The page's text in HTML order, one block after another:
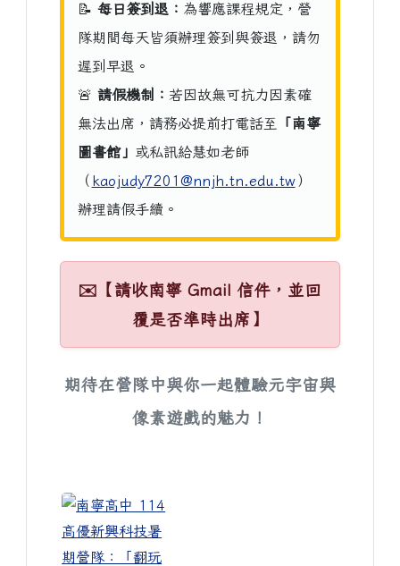
📝 每日簽到退： 為響應課程規定，營
隊期間每天皆須辦理簽到與簽退，請勿
遲到早退。
🚨 請假機制： 若因故無可抗力因素確
無法出席，請務必提前打電話至 「南寧
圖書館」 或私訊給慧如老師
（ kaojudy7201@nnjh.tn.edu.tw）
辦理請假手續。
✉️【請收南寧 Gmail 信件，並回
覆是否準時出席】
期待在營隊中與你一起體驗元宇宙與
像素遊戲的魅力！